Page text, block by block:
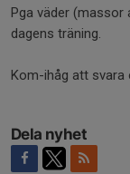
Pga väder (massor
dagens träning.
Kom-ihåg att svara
Dela nyhet